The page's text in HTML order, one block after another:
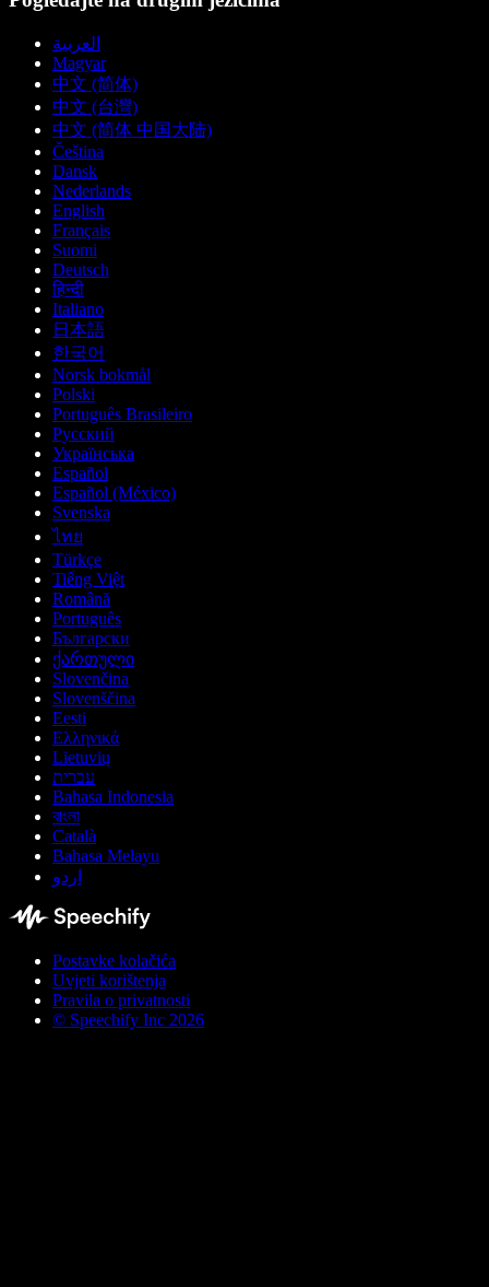
العربية
Magyar
中文 (简体)
中文 (台灣)
中文 (简体 中国大陆)
Čeština
Dansk
Nederlands
English
Français
Suomi
Deutsch
हिन्दी
Italiano
日本語
한국어
Norsk bokmål
Polski
Português Brasileiro
Русский
Українська
Español
Español (México)
Svenska
ไทย
Türkçe
Tiếng Việt
Română
Português
Български
ქართული
Slovenčina
Slovenščina
Eesti
Ελληνικά
Lietuvių
עברית
Bahasa Indonesia
বাংলা
Català
Bahasa Melayu
اردو
Postavke kolačića
Uvjeti korištenja
Pravila o privatnosti
© Speechify Inc 2026